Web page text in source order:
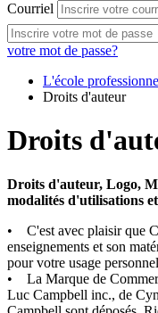
Courriel
votre mot de passe?
L'école
Droits d'auteur
Droits
Droits d'auteur, Logo,
modalités d'utilisations
• C'est avec plaisir que
enseignements et son
pour votre usage
• La Marque de
Luc Campbell inc., de